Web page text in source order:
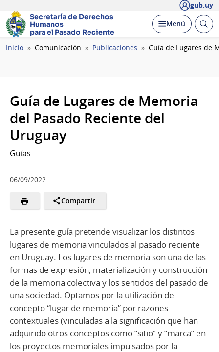
gub.uy
Secretaría de Derechos
Humanos
para el Pasado Reciente
Desplegar
Menú Abrir
Ruta
Inicio Comunicación Publicaciones Guía de Lugares de
Guía de Lugares de Memoria
del Pasado Reciente del
Uruguay
Guías
06/09/2022
Compartir
La presente guía pretende visualizar los distintos
lugares de memoria vinculados al pasado reciente
en Uruguay. Los lugares de memoria son una de las
formas de expresión, materialización y construcción
de la memoria colectiva y los sentidos del pasado de
una sociedad. Optamos por la utilización del
concepto “lugar de memoria” por razones
contextuales (vinculadas a la significación que han
adquirido otros conceptos como “sitio” y “marca” en
los proyectos memoriales impulsados por la